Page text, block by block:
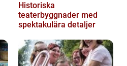
Historiska
teaterbyggnader med
spektakulära detaljer